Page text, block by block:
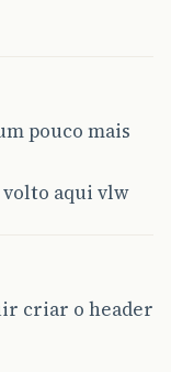
pouco mais
aqui vlw
criar o header